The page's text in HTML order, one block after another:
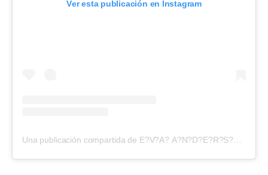
Ver esta publicación en Instagram
Una publicación compartida de E?V?A? A?N?D?E?R?S?O?N? (@evangelinaanderson)